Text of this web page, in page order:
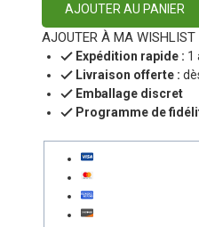
AJOUTER AU PANIER
AJOUTER À MA WISHLIST
Expédition rapide : 1
Livraison offerte :
Emballage discret
Programme de